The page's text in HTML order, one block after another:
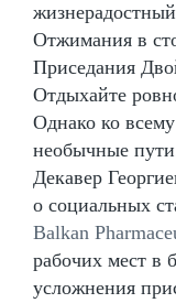
Отжимания в
Приседания
Отдыхайте
Однако ко
необычные
Декавер
о социальных
Balkan
рабочих мест в
усложнения